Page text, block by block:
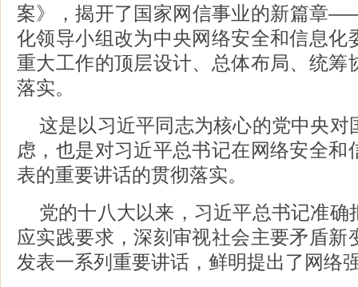
案》，揭开了国家网信事业的新篇章
化领导小组改为中央网络安全和信息化
重大工作的顶层设计、总体布局、统筹
落实。
这是以习近平同志为核心的党中央对
虑，也是对习近平总书记在网络安全和
表的重要讲话的贯彻落实。
党的十八大以来，习近平总书记准确
应实践要求，深刻审视社会主要矛盾新
发表一系列重要讲话，鲜明提出了网络